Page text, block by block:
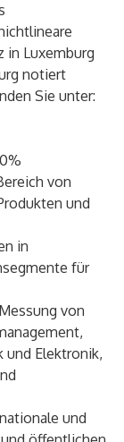
in Luxemburg
notiert
Sie unter:
von
und
in
für
von
und Elektronik,
und